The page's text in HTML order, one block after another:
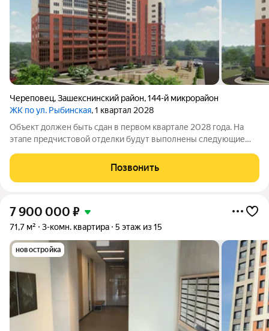
Череповец,Зашекснинский район,144-й микрорайон
ЖК по ул. Рыбинская, 1 квартал 2028
Объект должен быть сдан в первом квартале 2028 года. На
этапе предчистовой отделки будут выполнены следующие
монтажа сантехники, выполнена разводка электричества с
установкой розеток и
Позвонить
7 900 000 ₽
71,7 м² 3-комн. квартира 5 этаж из 15
новостройка